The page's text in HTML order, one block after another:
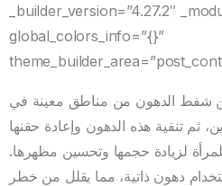
_builder_version=”4.27.2″
global_colors_info=”{}”
شفط الدهون من مناطق معينة في
ثم تنقية هذه الدهون وإعادة حقنها
لزيادة حجمها وتحسين مظهرها.
دهون ذاتية، مما يقلل من خطر